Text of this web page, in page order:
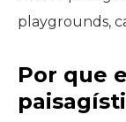
playgrounds,
Por que